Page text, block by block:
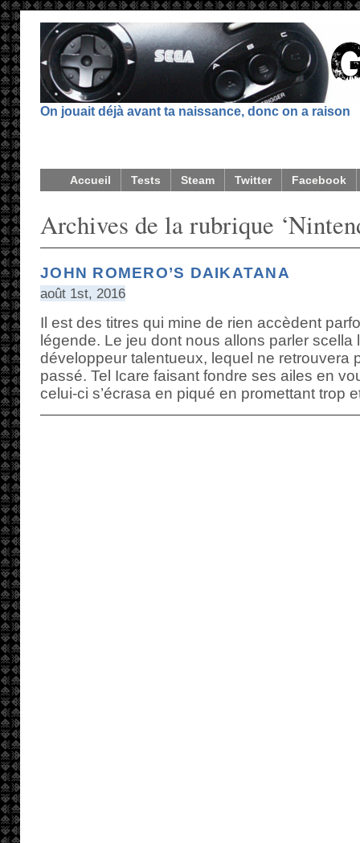
On jouait déjà avant ta naissance, donc on a raison
Accueil Tests Steam Twitter Facebook
Archives de la rubrique
JOHN ROMERO’S DAIKATANA
août 1st, 2016
Il est des titres qui mine de rien accèdent
légende. Le jeu dont nous allons parler scella
développeur talentueux, lequel ne retrouvera
passé. Tel Icare faisant fondre ses ailes en
celui-ci s’écrasa en piqué en promettant trop